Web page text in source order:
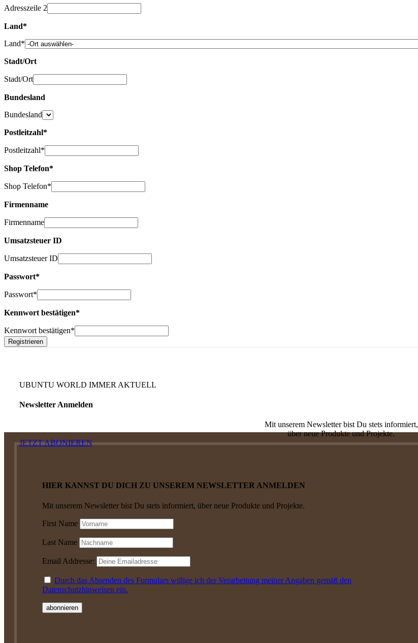
Adresszeile 2
Land*
Land*
Stadt/Ort
Stadt/Ort
Bundesland
Bundesland
Postleitzahl*
Postleitzahl*
Shop Telefon*
Shop Telefon*
Firmenname
Firmenname
Umsatzsteuer ID
Umsatzsteuer ID
Passwort*
Passwort*
Kennwort bestätigen*
Kennwort bestätigen*
UBUNTU WORLD IMMER AKTUELL
Newsletter Anmelden
Mit unserem Newsletter bist Du stets informiert,
über neue Produkte und Projekte.
JETZT ABONIEREN
HIER KANNST DU DICH ZU UNSEREM NEWSLETTER ANMELDEN
Mit unserem Newsletter bist Du stets informiert, über neue Produkte und Projekte.
First Name
Last Name
Email Addresse:
Durch das Absenden des Formulars willige ich der Verarbeitung meiner Angaben gemäß den
Datenschutzhinweisen ein.